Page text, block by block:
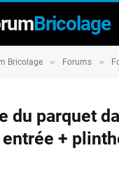
Bricolage
Bricolage » Forums »
du parquet
+